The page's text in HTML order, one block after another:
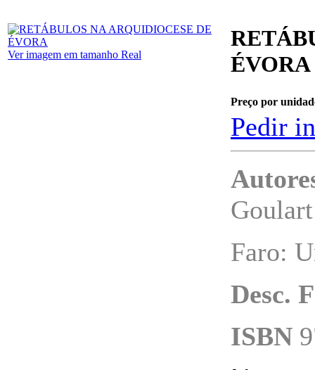
Ver imagem em tamanho Real
ÉVORA
Preço por
Pedir
Goulart
Faro:
Desc.
ISBN